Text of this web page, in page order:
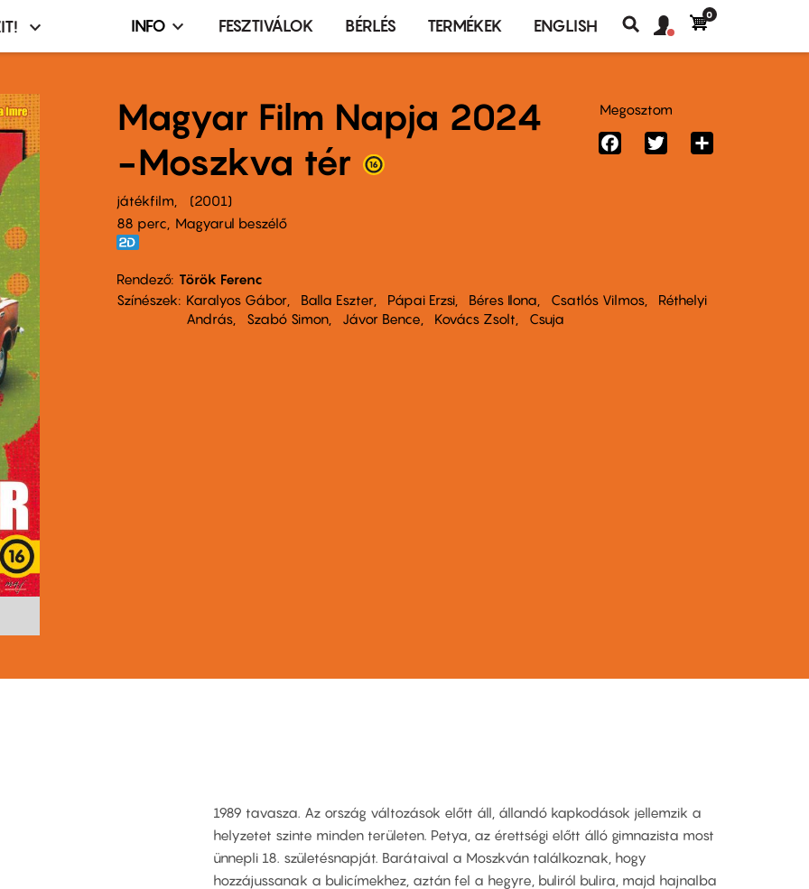
Infó,
terembérlés
menü
INFO FESZTIVÁLOK BÉRLÉS TERMÉKEK ENGLISH
Keresés
fiók
Felhasználói
0
Magyar Film Napja 2024
-Moszkva tér
játékfilm
2001
88 perc,
Magyarul beszélő
Rendező Török Ferenc
Színészek
Karalyos Gábor Balla Eszter Pápai Erzsi Béres Ilona Csatlós Vilmos
Réthelyi
András
Szabó Simon Jávor Bence Kovács Zsolt Csuja
Megosztom
FacebookTwitter
1989 tavasza. Az ország változások előtt áll, állandó kapkodások jellemzik a
helyzetet szinte minden területen. Petya, az érettségi előtt álló gimnazista most
ünnepli 18. születésnapját. Barátaival a Moszkván találkoznak, hogy
hozzájussanak a bulicímekhez, aztán fel a hegyre, buliról bulira, majd hajnalba